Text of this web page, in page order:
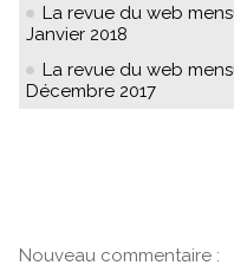
La revue du web
Janvier 2018
La revue du web
Décembre 2017
Nouveau commentaire :